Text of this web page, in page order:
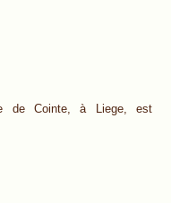
de Cointe, à Liege, est